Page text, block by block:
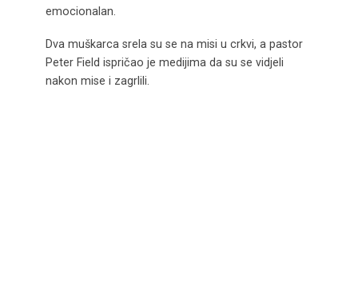
emocionalan.
Dva muškarca srela su se na misi u crkvi, a pastor
Peter Field ispričao je medijima da su se vidjeli
nakon mise i zagrlili.